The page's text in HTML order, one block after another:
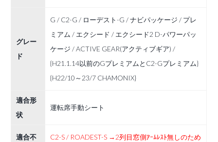
グレー
ド
G / C2-G / ローデスト-G / ナビパッケージ / プレ
ミアム / エクシード / エクシード2 D-パワーパッ
ケージ / ACTIVE GEAR(アクティブギア) /
{H21.1.14以前のGプレミアムとC2-Gプレミアム}
{H22/10～23/7 CHAMONIX}
適合形
状
運転席手動シート
適合不
C2-S / ROADEST-S →2列目窓側ｱｰﾑﾚｽﾄ無しのため